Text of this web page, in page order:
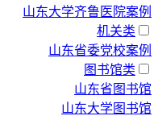
山东大学齐鲁医院案例
机关类
山东省委党校案例
图书馆类
山东省图书馆
山东大学图书馆